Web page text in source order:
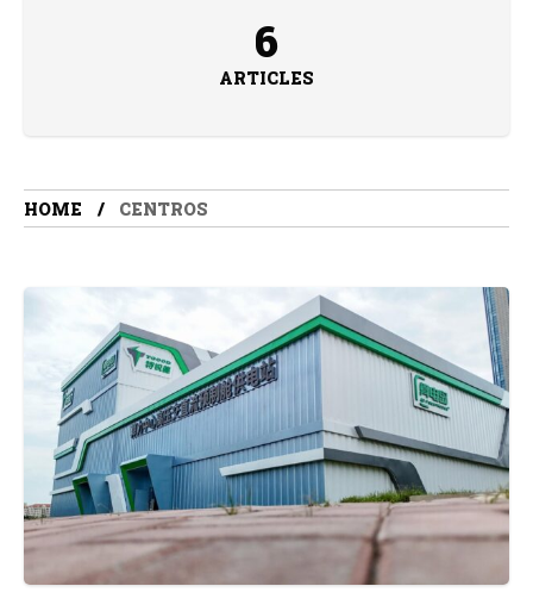
6
ARTICLES
HOME CENTROS